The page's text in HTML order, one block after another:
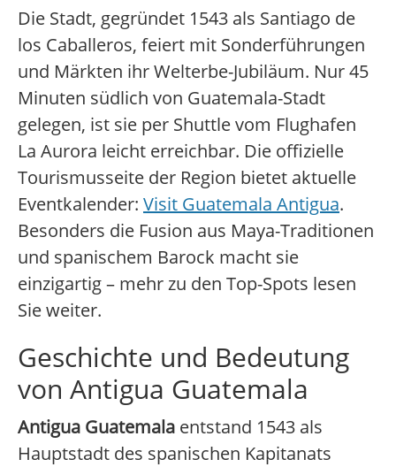
Die Stadt, gegründet 1543 als Santiago de
los Caballeros, feiert mit Sonderführungen
und Märkten ihr Welterbe-Jubiläum. Nur 45
Minuten südlich von Guatemala-Stadt
gelegen, ist sie per Shuttle vom Flughafen
La Aurora leicht erreichbar. Die offizielle
Tourismusseite der Region bietet aktuelle
Eventkalender: Visit Guatemala Antigua.
Besonders die Fusion aus Maya-Traditionen
und spanischem Barock macht sie
einzigartig – mehr zu den Top-Spots lesen
Sie weiter.
Geschichte und Bedeutung
von Antigua Guatemala
Antigua Guatemala entstand 1543 als
Hauptstadt des spanischen Kapitanats